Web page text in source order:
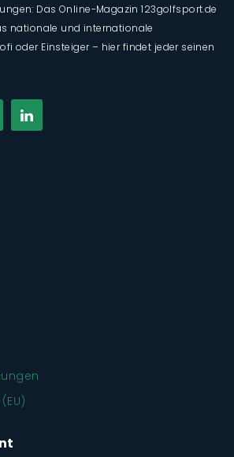
Das Online-Magazin 123golfsport.de
nationale und internationale
oder Einsteiger – hier findet jeder seinen